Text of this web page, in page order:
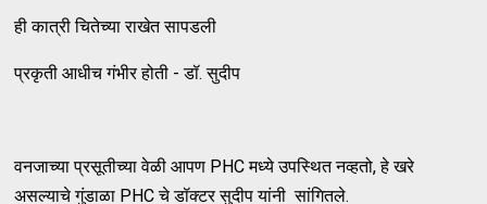
ही कात्री चितेच्या राखेत सापडली
प्रकृती आधीच गंभीर होती - डॉ. सुदीप
वनजाच्या प्रसूतीच्या वेळी आपण PHC मध्ये उपस्थित नव्हतो, हे खरे
असल्याचे गुंडाळा PHC चे डॉक्टर सुदीप यांनी सांगितले.